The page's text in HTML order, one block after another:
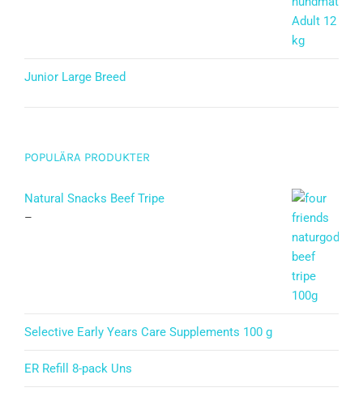
Junior Large Breed
POPULÄRA PRODUKTER
Natural Snacks Beef Tripe
–
Selective Early Years Care Supplements 100 g
ER Refill 8-pack Uns